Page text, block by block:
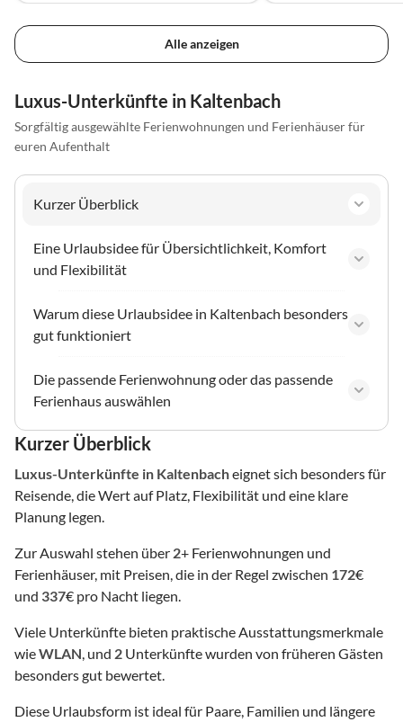
Alle anzeigen
Luxus-Unterkünfte in Kaltenbach
Sorgfältig ausgewählte Ferienwohnungen und Ferienhäuser für
euren Aufenthalt
Kurzer Überblick
Eine Urlaubsidee für Übersichtlichkeit, Komfort
und Flexibilität
Warum diese Urlaubsidee in Kaltenbach besonders
gut funktioniert
Die passende Ferienwohnung oder das passende
Ferienhaus auswählen
Kurzer Überblick
Luxus-Unterkünfte in Kaltenbacheignet sich besonders für
Reisende, die Wert auf Platz, Flexibilität und eine klare
Planung legen.
Zur Auswahl stehen über 2+ Ferienwohnungen und
Ferienhäuser, mit Preisen, die in der Regel zwischen 172€
und 337€ pro Nacht liegen.
Viele Unterkünfte bieten praktische Ausstattungsmerkmale
wieWLAN, und 2 Unterkünfte wurden von früheren Gästen
besonders gut bewertet.
Diese Urlaubsform ist ideal für Paare, Familien und längere